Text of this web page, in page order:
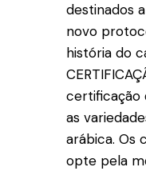
destinados
novo
história do
certificação
as
arábica. Os
opte pela